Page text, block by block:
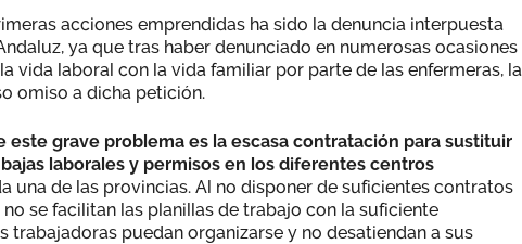
acciones emprendidas ha sido la denuncia interpuesta
ya que tras haber denunciado en numerosas ocasiones
vida laboral con la vida familiar por parte de las enfermeras, la
omiso a dicha petición.
este grave problema es la escasa contratación para sustituir
laborales y permisos en los diferentes centros
una de las provincias. Al no disponer de suficientes contratos
se facilitan las planillas de trabajo con la suficiente
trabajadoras puedan organizarse y no desatiendan a sus